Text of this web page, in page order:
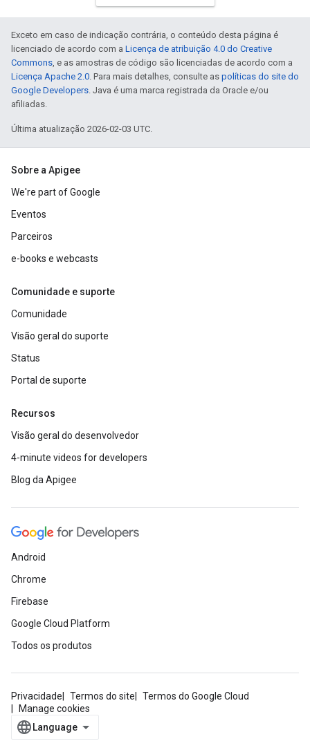
Exceto em caso de indicação contrária, o conteúdo desta página é
licenciado de acordo com a Licença de atribuição 4.0 do Creative
Commons, e as amostras de código são licenciadas de acordo com a
Licença Apache 2.0. Para mais detalhes, consulte as políticas do site do
Google Developers. Java é uma marca registrada da Oracle e/ou
afiliadas.
Última atualização 2026-02-03 UTC.
Sobre a Apigee
We're part of Google
Eventos
Parceiros
e-books e webcasts
Comunidade e suporte
Comunidade
Visão geral do suporte
Status
Portal de suporte
Recursos
Visão geral do desenvolvedor
4-minute videos for developers
Blog da Apigee
Android
Chrome
Firebase
Google Cloud Platform
Todos os produtos
Privacidade Termos do site
Termos do Google Cloud
Manage cookies